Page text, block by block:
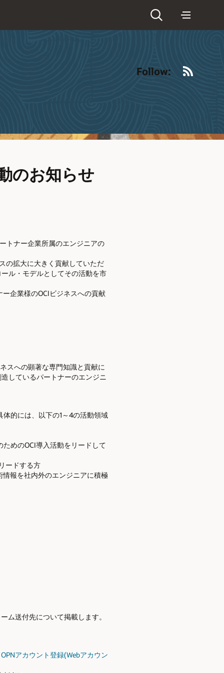
Follow:
のお知らせ
トナー企業所属のエンジニアの
の拡大に大きく貢献していただ
ル・モデルとしてその活動を市
企業様のOCIビジネスへの貢献
スへの顕著な専門知識と貢献に
しているパートナーのエンジニ
的には、以下の1～4の活動領域
めのOCI導入活動をリードして
ードする方
報を社内外のエンジニアに積極
ム送付先について掲載します。
OPNアカウント登録(Webアカウン